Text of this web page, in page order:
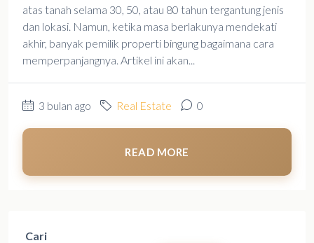
atas tanah selama 30, 50, atau 80 tahun tergantung jenis
dan lokasi. Namun, ketika masa berlakunya mendekati
akhir, banyak pemilik properti bingung bagaimana cara
memperpanjangnya. Artikel ini akan...
3 bulan ago Real Estate 0
READ MORE
Cari